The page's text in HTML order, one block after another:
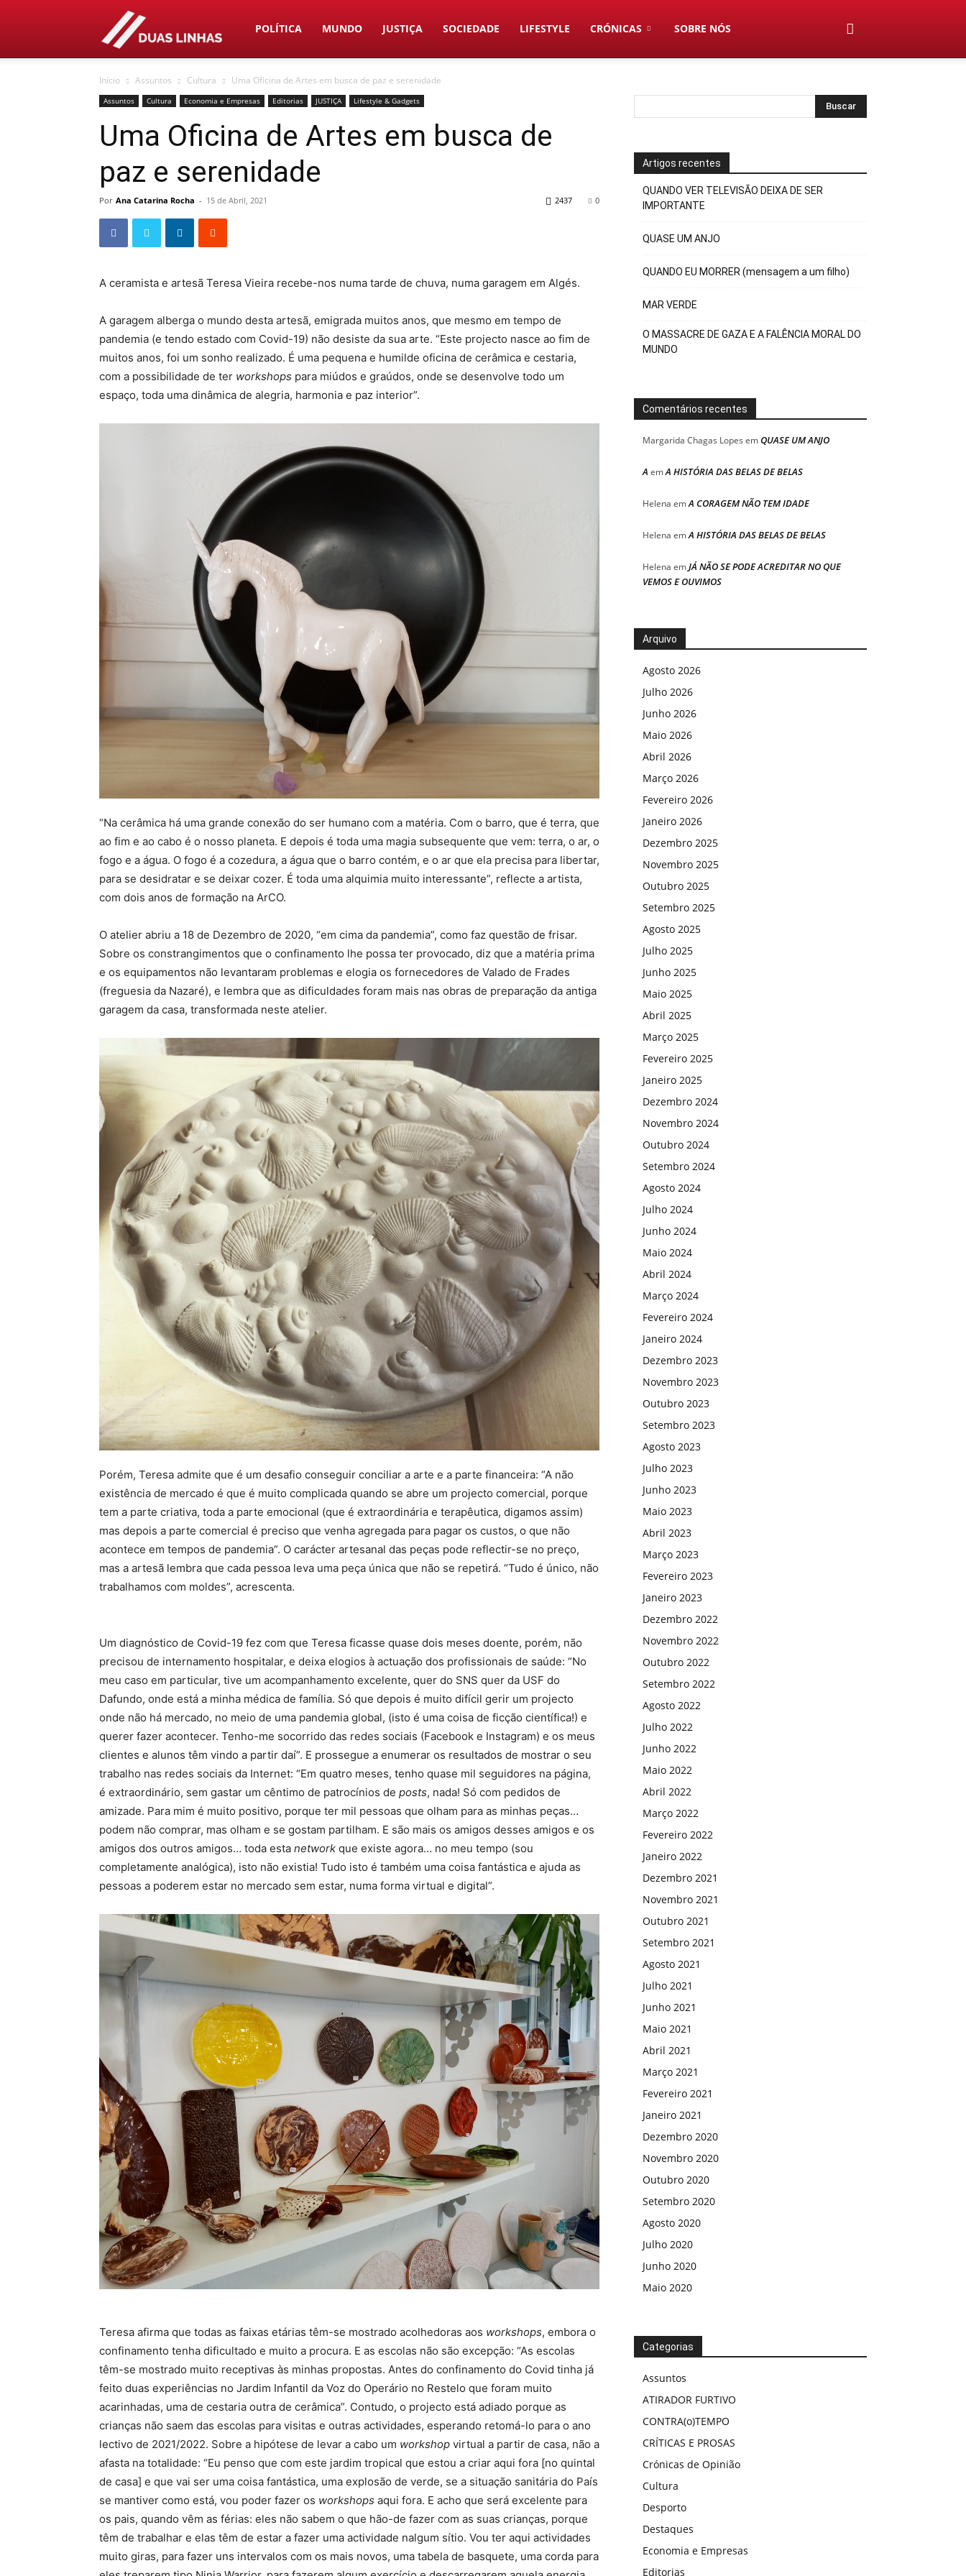
Duas
Linhas
POLÍTICA MUNDO JUSTIÇA SOCIEDADE LIFESTYLE CRÓNICAS SOBRE NÓS
Início Assuntos Cultura Uma Oficina de Artes em busca de paz e serenidade
Assuntos Cultura Economia e Empresas Editorias JUSTIÇA Lifestyle & Gadgets
Uma Oficina de Artes em busca de
paz e serenidade
Por Ana Catarina Rocha - 15 de Abril, 2021 0
2437
A ceramista e artesã Teresa Vieira recebe-nos numa tarde de chuva, numa garagem em Algés.
A garagem alberga o mundo desta artesã, emigrada muitos anos, que mesmo em tempo de
pandemia (e tendo estado com Covid-19) não desiste da sua arte. “Este projecto nasce ao fim de
muitos anos, foi um sonho realizado. É uma pequena e humilde oficina de cerâmica e cestaria,
com a possibilidade de ter workshops para miúdos e graúdos, onde se desenvolve todo um
espaço, toda uma dinâmica de alegria, harmonia e paz interior”.
“Na cerâmica há uma grande conexão do ser humano com a matéria. Com o barro, que é terra, que
ao fim e ao cabo é o nosso planeta. E depois é toda uma magia subsequente que vem: terra, o ar, o
fogo e a água. O fogo é a cozedura, a água que o barro contém, e o ar que ela precisa para libertar,
para se desidratar e se deixar cozer. É toda uma alquimia muito interessante”, reflecte a artista,
com dois anos de formação na ArCO.
O atelier abriu a 18 de Dezembro de 2020, “em cima da pandemia”, como faz questão de frisar.
Sobre os constrangimentos que o confinamento lhe possa ter provocado, diz que a matéria prima
e os equipamentos não levantaram problemas e elogia os fornecedores de Valado de Frades
(freguesia da Nazaré), e lembra que as dificuldades foram mais nas obras de preparação da antiga
garagem da casa, transformada neste atelier.
Porém, Teresa admite que é um desafio conseguir conciliar a arte e a parte financeira: “A não
existência de mercado é que é muito complicada quando se abre um projecto comercial, porque
tem a parte criativa, toda a parte emocional (que é extraordinária e terapêutica, digamos assim)
mas depois a parte comercial é preciso que venha agregada para pagar os custos, o que não
acontece em tempos de pandemia”. O carácter artesanal das peças pode reflectir-se no preço,
mas a artesã lembra que cada pessoa leva uma peça única que não se repetirá. “Tudo é único, não
trabalhamos com moldes”, acrescenta.
Um diagnóstico de Covid-19 fez com que Teresa ficasse quase dois meses doente, porém, não
precisou de internamento hospitalar, e deixa elogios à actuação dos profissionais de saúde: “No
meu caso em particular, tive um acompanhamento excelente, quer do SNS quer da USF do
Dafundo, onde está a minha médica de família. Só que depois é muito difícil gerir um projecto
onde não há mercado, no meio de uma pandemia global, (isto é uma coisa de ficção científica!) e
querer fazer acontecer. Tenho-me socorrido das redes sociais (Facebook e Instagram) e os meus
clientes e alunos têm vindo a partir daí”. E prossegue a enumerar os resultados de mostrar o seu
trabalho nas redes sociais da Internet: “Em quatro meses, tenho quase mil seguidores na página,
é extraordinário, sem gastar um cêntimo de patrocínios de posts, nada! Só com pedidos de
amizade. Para mim é muito positivo, porque ter mil pessoas que olham para as minhas peças…
podem não comprar, mas olham e se gostam partilham. E são mais os amigos desses amigos e os
amigos dos outros amigos… toda esta network que existe agora… no meu tempo (sou
completamente analógica), isto não existia! Tudo isto é também uma coisa fantástica e ajuda as
pessoas a poderem estar no mercado sem estar, numa forma virtual e digital”.
Teresa afirma que todas as faixas etárias têm-se mostrado acolhedoras aos workshops, embora o
confinamento tenha dificultado e muito a procura. E as escolas não são excepção: “As escolas
têm-se mostrado muito receptivas às minhas propostas. Antes do confinamento do Covid tinha já
feito duas experiências no Jardim Infantil da Voz do Operário no Restelo que foram muito
acarinhadas, uma de cestaria outra de cerâmica”. Contudo, o projecto está adiado porque as
crianças não saem das escolas para visitas e outras actividades, esperando retomá-lo para o ano
lectivo de 2021/2022. Sobre a hipótese de levar a cabo um workshop virtual a partir de casa, não a
afasta na totalidade: “Eu penso que com este jardim tropical que estou a criar aqui fora [no quintal
de casa] e que vai ser uma coisa fantástica, uma explosão de verde, se a situação sanitária do País
se mantiver como está, vou poder fazer os workshops aqui fora. E acho que será excelente para
os pais, quando vêm as férias: eles não sabem o que hão-de fazer com as suas crianças, porque
têm de trabalhar e elas têm de estar a fazer uma actividade nalgum sítio. Vou ter aqui actividades
muito giras, para fazer uns intervalos com os mais novos, uma tabela de basquete, uma corda para
Artigos recentes
QUANDO VER TELEVISÃO DEIXA DE SER
IMPORTANTE
QUASE UM ANJO
QUANDO EU MORRER (mensagem a um filho)
MAR VERDE
O MASSACRE DE GAZA E A FALÊNCIA MORAL DO
MUNDO
Comentários recentes
Margarida Chagas Lopes emQUASE UM ANJO
A emA HISTÓRIA DAS BELAS DE BELAS
Helena emA CORAGEM NÃO TEM IDADE
Helena emA HISTÓRIA DAS BELAS DE BELAS
Helena emJÁ NÃO SE PODE ACREDITAR NO QUE
VEMOS E OUVIMOS
Arquivo
Agosto 2026
Julho 2026
Junho 2026
Maio 2026
Abril 2026
Março 2026
Fevereiro 2026
Janeiro 2026
Dezembro 2025
Novembro 2025
Outubro 2025
Setembro 2025
Agosto 2025
Julho 2025
Junho 2025
Maio 2025
Abril 2025
Março 2025
Fevereiro 2025
Janeiro 2025
Dezembro 2024
Novembro 2024
Outubro 2024
Setembro 2024
Agosto 2024
Julho 2024
Junho 2024
Maio 2024
Abril 2024
Março 2024
Fevereiro 2024
Janeiro 2024
Dezembro 2023
Novembro 2023
Outubro 2023
Setembro 2023
Agosto 2023
Julho 2023
Junho 2023
Maio 2023
Abril 2023
Março 2023
Fevereiro 2023
Janeiro 2023
Dezembro 2022
Novembro 2022
Outubro 2022
Setembro 2022
Agosto 2022
Julho 2022
Junho 2022
Maio 2022
Abril 2022
Março 2022
Fevereiro 2022
Janeiro 2022
Dezembro 2021
Novembro 2021
Outubro 2021
Setembro 2021
Agosto 2021
Julho 2021
Junho 2021
Maio 2021
Abril 2021
Março 2021
Fevereiro 2021
Janeiro 2021
Dezembro 2020
Novembro 2020
Outubro 2020
Setembro 2020
Agosto 2020
Julho 2020
Junho 2020
Maio 2020
Categorias
Assuntos
ATIRADOR FURTIVO
CONTRA(o)TEMPO
CRÍTICAS E PROSAS
Crónicas de Opinião
Cultura
Desporto
Destaques
Economia e Empresas
Editorias